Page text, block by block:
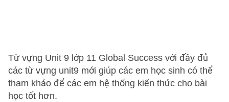
Từ vựng Unit 9 lớp 11 Global Success với đầy đủ
các từ vựng unit9 mới giúp các em học sinh có thể
tham khảo để các em hệ thống kiến thức cho bài
học tốt hơn.